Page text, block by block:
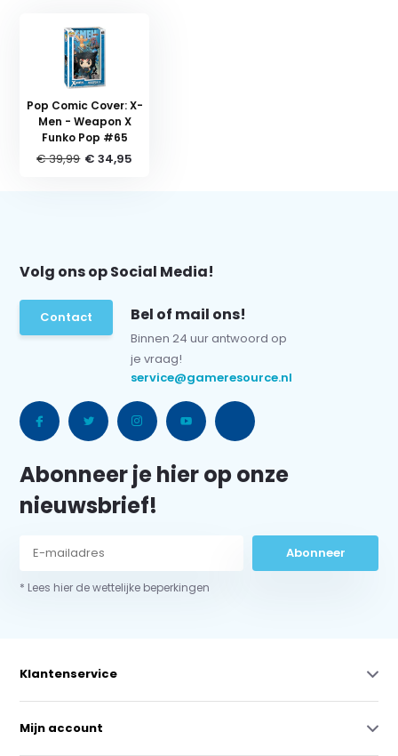
Pop Comic Cover: X-
Men - Weapon X
Funko Pop #65
€ 39,99 € 34,95
Volg ons op Social Media!
Contact Bel of mail ons!
Binnen 24 uur antwoord op
je vraag!
service@gameresource.nl
Abonneer je hier op onze
nieuwsbrief!
Abonneer
* Lees hier de wettelijke beperkingen
Klantenservice
Mijn account